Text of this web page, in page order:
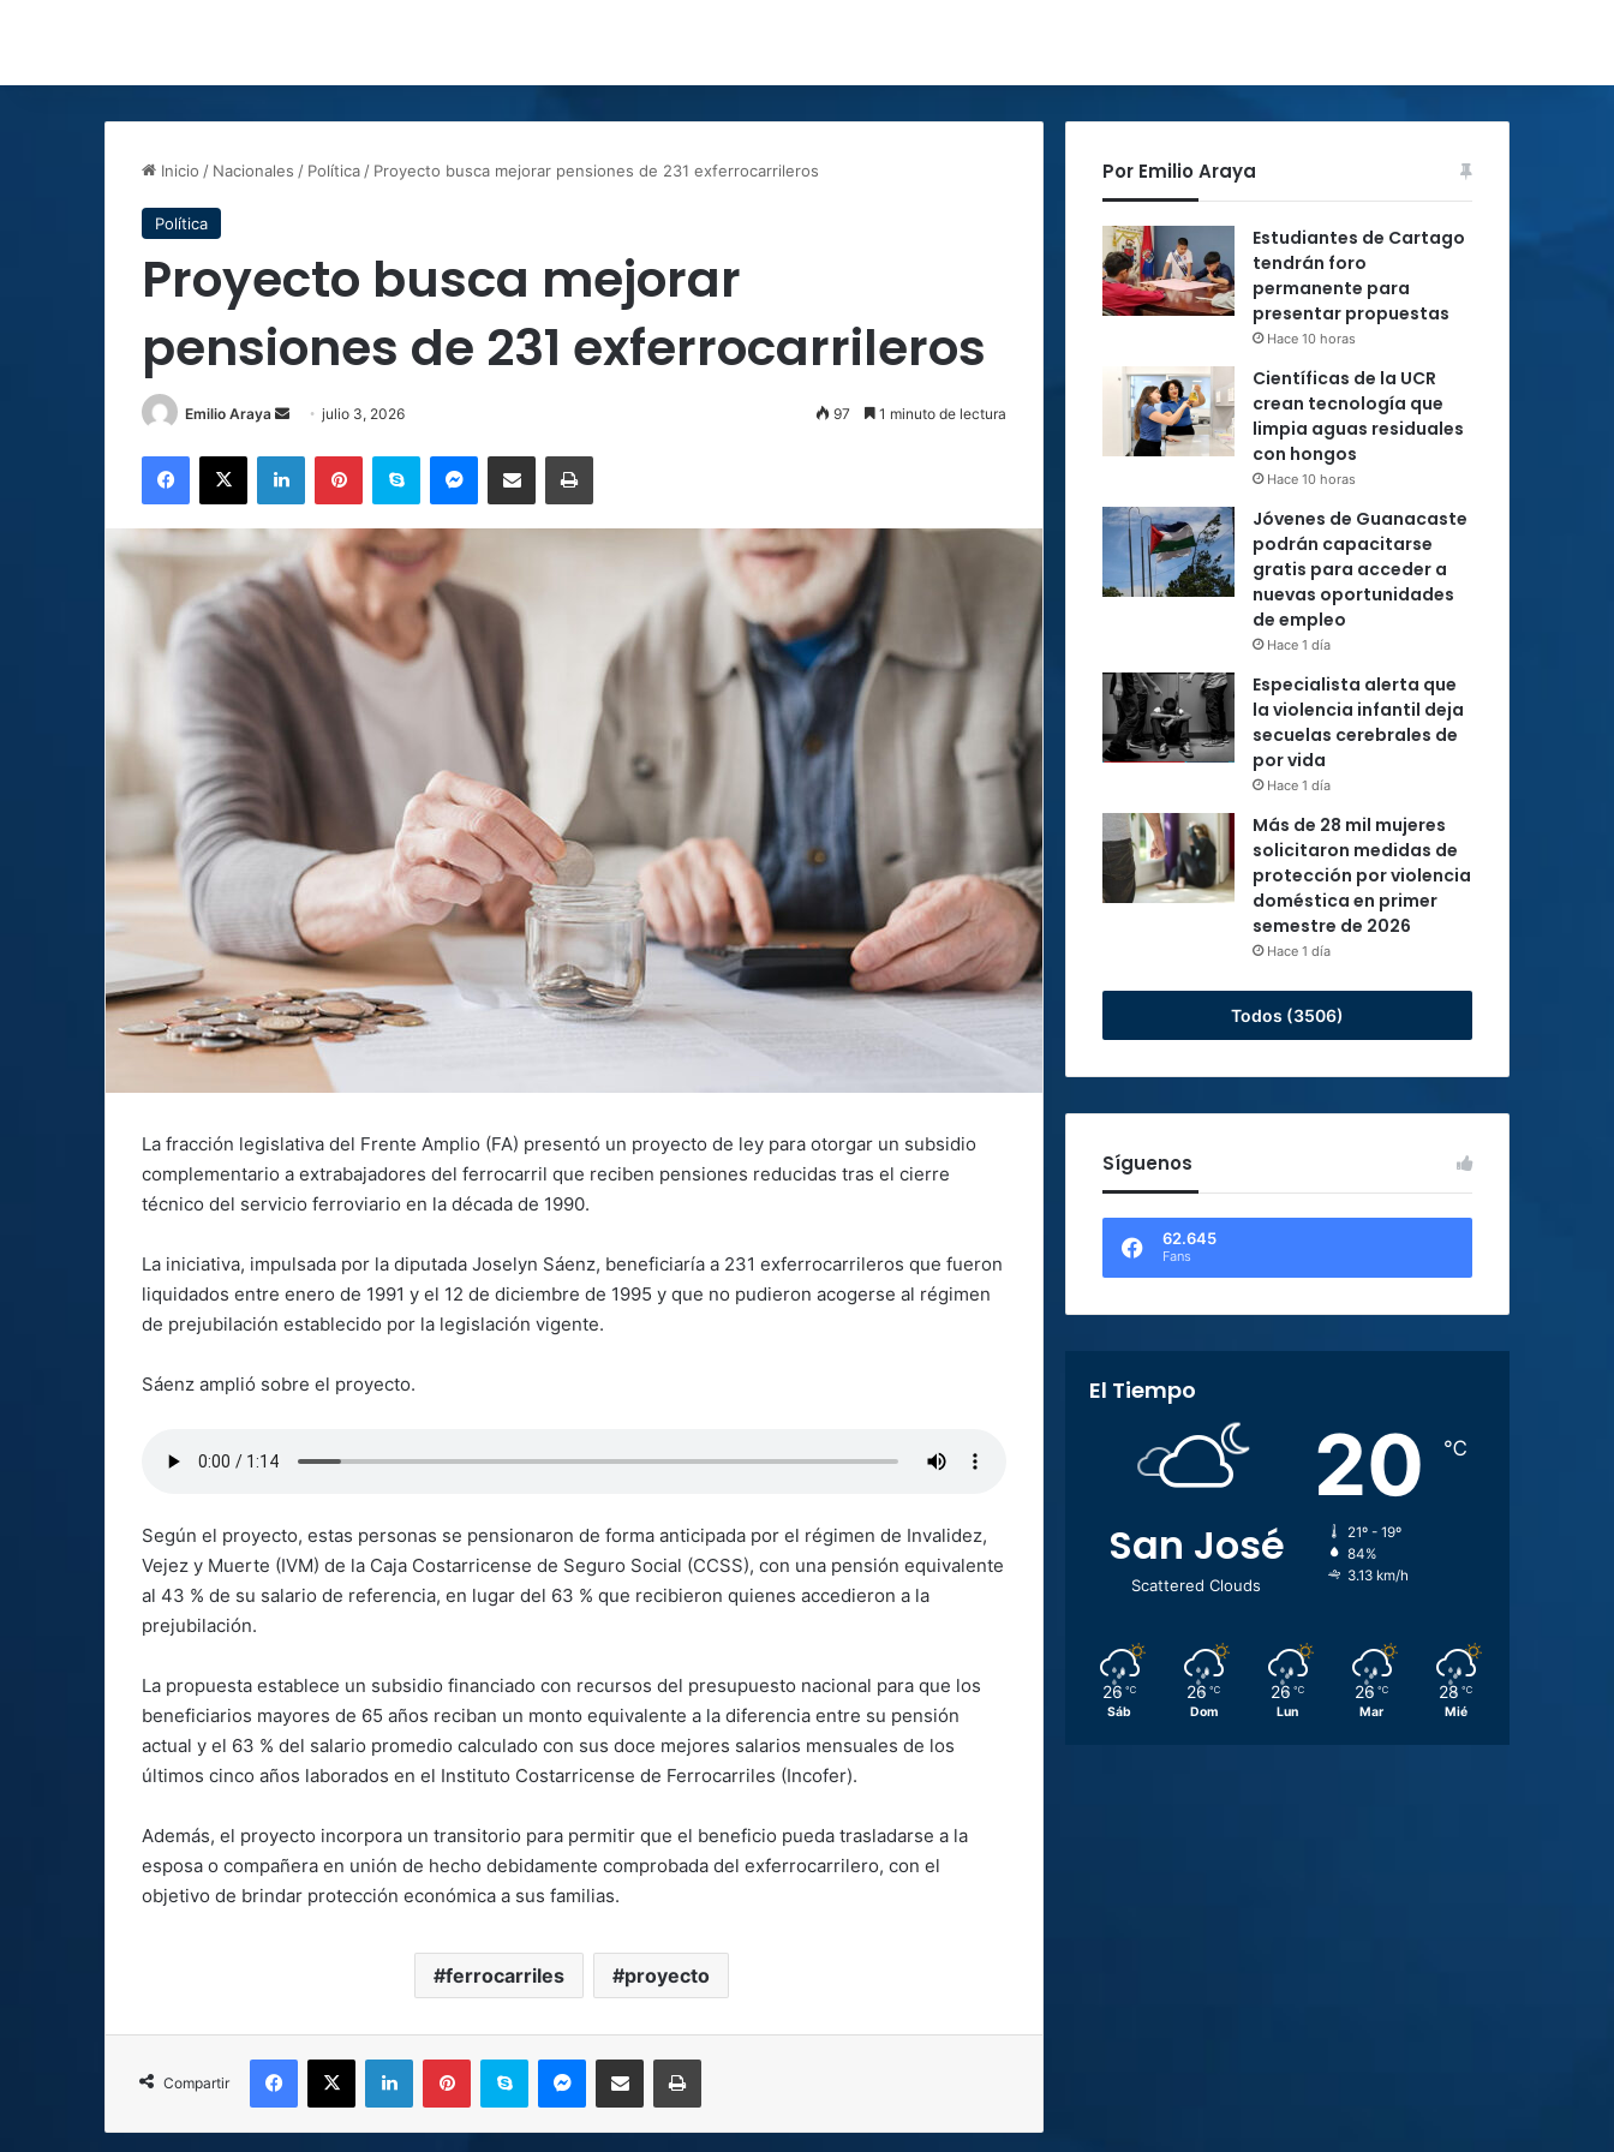
Inicio / Nacionales / Política / Proyecto busca mejorar pensiones de 231 exferrocarrileros
Política
Proyecto busca mejorar
pensiones de 231 exferrocarrileros
Emilio Araya
Sendjulio 3, 2026 97 1 minuto de lectura
Facebook
X LinkedInPinterestSkype MessengerCompartir por correo electrónicoImprimir
La fracción legislativa del Frente Amplio (FA) presentó un proyecto de ley para otorgar un subsidio
complementario a extrabajadores del ferrocarril que reciben pensiones reducidas tras el cierre
técnico del servicio ferroviario en la década de 1990.
La iniciativa, impulsada por la diputada Joselyn Sáenz, beneficiaría a 231 exferrocarrileros que fueron
liquidados entre enero de 1991 y el 12 de diciembre de 1995 y que no pudieron acogerse al régimen
de prejubilación establecido por la legislación vigente.
Sáenz amplió sobre el proyecto.
Según el proyecto, estas personas se pensionaron de forma anticipada por el régimen de Invalidez,
Vejez y Muerte (IVM) de la Caja Costarricense de Seguro Social (CCSS), con una pensión equivalente
al 43 % de su salario de referencia, en lugar del 63 % que recibieron quienes accedieron a la
prejubilación.
La propuesta establece un subsidio financiado con recursos del presupuesto nacional para que los
beneficiarios mayores de 65 años reciban un monto equivalente a la diferencia entre su pensión
actual y el 63 % del salario promedio calculado con sus doce mejores salarios mensuales de los
últimos cinco años laborados en el Instituto Costarricense de Ferrocarriles (Incofer).
Además, el proyecto incorpora un transitorio para permitir que el beneficio pueda trasladarse a la
esposa o compañera en unión de hecho debidamente comprobada del exferrocarrilero, con el
objetivo de brindar protección económica a sus familias.
ferrocarriles proyecto
Compartir
Facebook
X LinkedInPinterestSkype MessengerCompartir por correo electrónicoImprimir
Por Emilio Araya
Estudiantes de Cartago
tendrán foro
permanente para
presentar propuestas
Hace 10 horas
Científicas de la UCR
crean tecnología que
limpia aguas residuales
con hongos
Hace 10 horas
Jóvenes de Guanacaste
podrán capacitarse
gratis para acceder a
nuevas oportunidades
de empleo
Hace 1 día
Especialista alerta que
la violencia infantil deja
secuelas cerebrales de
por vida
Hace 1 día
Más de 28 mil mujeres
solicitaron medidas de
protección por violencia
doméstica en primer
semestre de 2026
Hace 1 día
Todos (3506)
Síguenos
62.645
Fans
El Tiempo
San José
Scattered Clouds
20 ℃
21º - 19º
84%
3.13 km/h
26 ℃
Sáb
26 ℃
Dom
26 ℃
Lun
26 ℃
Mar
28 ℃
Mié